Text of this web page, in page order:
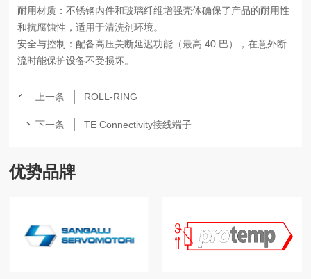
耐用材质：不锈钢内件和玻璃纤维增强壳体确保了产品的耐用性
和抗腐蚀性，适用于清洗剂环境。
安全与控制：配备高压关断延迟功能（最高 40 巴），在意外断
流时能保护设备不受损坏。
上一条 ROLL-RING
下一条 TE Connectivity接线端子
优势品牌